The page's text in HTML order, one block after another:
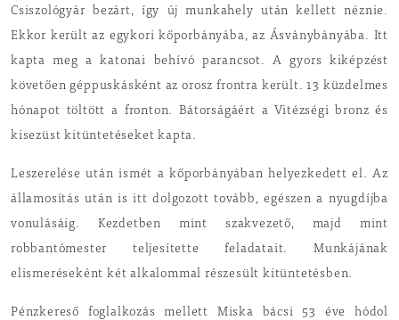
Csiszológyár bezárt, így új munkahely után kellett néznie.
Ekkor került az egykori kőporbányába, az Ásványbányába. Itt
kapta meg a katonai behívó parancsot. A gyors kiképzést
követően géppuskásként az orosz frontra került. 13 küzdelmes
hónapot töltött a fronton. Bátorságáért a Vitézségi bronz és
kisezüst kitüntetéseket kapta.
Leszerelése után ismét a kőporbányában helyezkedett el. Az
államosítás után is itt dolgozott tovább, egészen a nyugdíjba
vonulásáig. Kezdetben mint szakvezető, majd mint
robbantómester teljesítette feladatait. Munkájának
elismeréseként két alkalommal részesült kitüntetésben.
Pénzkereső foglalkozás mellett Miska bácsi 53 éve hódol